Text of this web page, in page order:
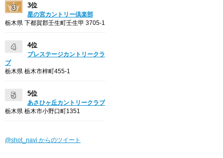
3位
星の宮カントリー倶楽部
栃木県 下都賀郡壬生町壬生甲 3705-1
4位
プレステージカントリークラ
ブ
栃木県 栃木市梓町455-1
5位
あさひヶ丘カントリークラブ
栃木県 栃木市小野口町1351
@shot_navi からのツイート